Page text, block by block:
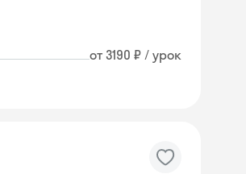
от 3190 ₽ / урок